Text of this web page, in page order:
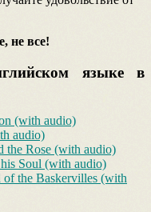
не все!
языке в
(with audio)
audio)
the Rose (with audio)
Soul (with audio)
the Baskervilles (with